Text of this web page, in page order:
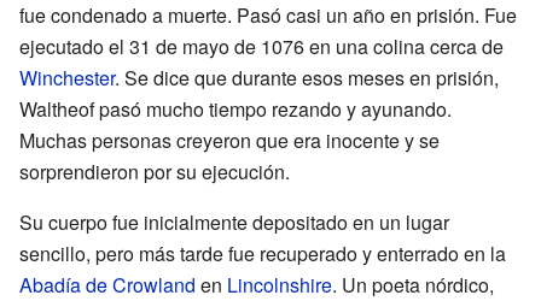
fue condenado a muerte. Pasó casi un año en prisión. Fue
ejecutado el 31 de mayo de 1076 en una colina cerca de
Winchester. Se dice que durante esos meses en prisión,
Waltheof pasó mucho tiempo rezando y ayunando.
Muchas personas creyeron que era inocente y se
sorprendieron por su ejecución.
Su cuerpo fue inicialmente depositado en un lugar
sencillo, pero más tarde fue recuperado y enterrado en la
Abadía de Crowland en Lincolnshire. Un poeta nórdico,